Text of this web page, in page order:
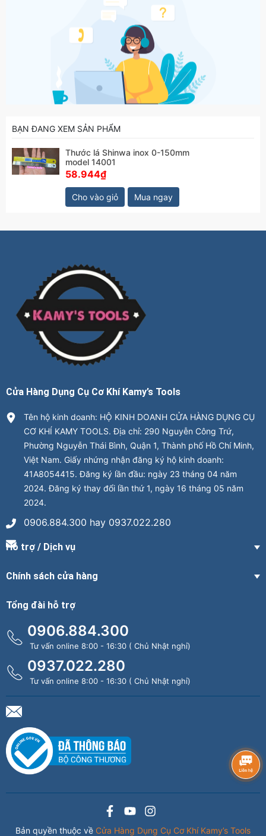
BẠN ĐANG XEM SẢN PHẨM
Thước lá Shinwa inox 0-150mm
model 14001
58.944₫
Cho vào giỏ Mua ngay
Cửa Hàng Dụng Cụ Cơ Khí Kamy’s Tools
Tên hộ kinh doanh: HỘ KINH DOANH CỬA HÀNG DỤNG CỤ
CƠ KHÍ KAMY TOOLS. Địa chỉ: 290 Nguyễn Công Trứ,
Phường Nguyễn Thái Bình, Quận 1, Thành phố Hồ Chí Minh,
Việt Nam. Giấy nhứng nhận đăng ký hộ kinh doanh:
41A8054415. Đăng ký lần đầu: ngày 23 tháng 04 năm
2024. Đăng ký thay đổi lần thứ 1, ngày 16 tháng 05 năm
2024.
0906.884.300 hay 0937.022.280
Hỗ trợ / Dịch vụ
Chính sách cửa hàng
Tổng đài hỗ trợ
0906.884.300
Tư vấn online 8:00 - 16:30 ( Chủ Nhật nghỉ)
0937.022.280
Tư vấn online 8:00 - 16:30 ( Chủ Nhật nghỉ)
Bản quyền thuộc về Cửa Hàng Dụng Cụ Cơ Khí Kamy’s Tools